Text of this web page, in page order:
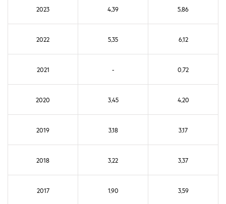
2023 4,39 5,86
2022 5,35 6,12
2021 - 0,72
2020 3,45 4,20
2019 3,18 3,17
2018 3,22 3,37
2017 1,90 3,59